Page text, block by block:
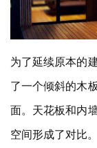
为了延续原本的
了一个倾斜的木
面。天花板和内
空间形成了对比。